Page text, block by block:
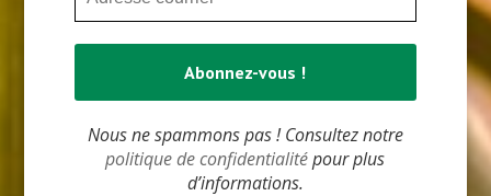
Nous ne spammons pas ! Consultez notre
politique de confidentialitépour plus
d’informations.